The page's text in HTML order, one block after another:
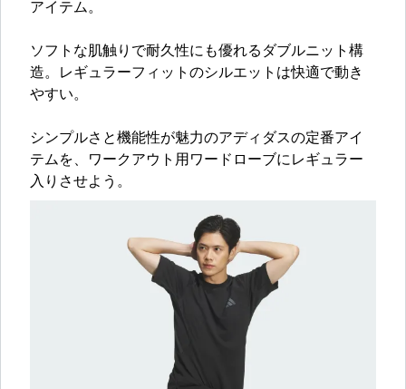
アイテム。
ソフトな肌触りで耐久性にも優れるダブルニット構
造。レギュラーフィットのシルエットは快適で動き
やすい。
シンプルさと機能性が魅力のアディダスの定番アイ
テムを、ワークアウト用ワードローブにレギュラー
入りさせよう。